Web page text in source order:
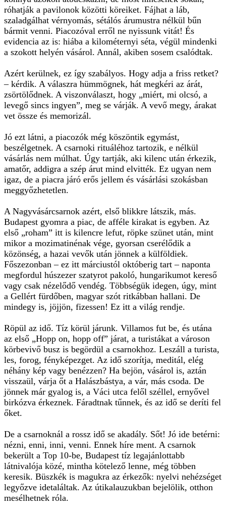
róhatják a pavilonok közötti köreiket. Fájhat a láb,
szaladgálhat vérnyomás, sétálós árumustra nélkül bűn
bármit venni. Piacozóval erről ne nyissunk vitát! És
evidencia az is: hiába a kilométernyi séta, végül mindenki
a szokott helyén vásárol. Annál, akiben sosem csalódtak.
Azért kerülnek, ez így szabályos. Hogy adja a friss retket?
– kérdik. A válaszra hümmögnek, hát megkéri az árát,
zsörtölődnek. A viszonválaszt, hogy „miért, mi olcsó, a
levegő sincs ingyen”, meg se várják. A vevő megy, árakat
vet össze és memorizál.
Jó ezt látni, a piacozók még köszöntik egymást,
beszélgetnek. A csarnoki rituáléhoz tartozik, e nélkül
vásárlás nem múlhat. Úgy tartják, aki kilenc után érkezik,
amatőr, addigra a szép árut mind elvitték. Ez ugyan nem
igaz, de a piacra járó erős jellem és vásárlási szokásban
meggyőzhetetlen.
A Nagyvásárcsarnok azért, első blikkre látszik, más.
Budapest gyomra a piac, de afféle kirakat is egyben. Az
első „roham” itt is kilencre lefut, röpke szünet után, mint
mikor a mozimatinénak vége, gyorsan cserélődik a
közönség, a hazai vevők után jönnek a külföldiek.
Főszezonban – ez itt márciustól októberig tart – naponta
megfordul húszezer szatyrot pakoló, hungarikumot kereső
vagy csak nézelődő vendég. Többségük idegen, úgy, mint
a Gellért fürdőben, magyar szót ritkábban hallani. De
mindegy is, jöjjön, fizessen! Ez itt a világ rendje.
Röpül az idő. Tíz körül járunk. Villamos fut be, és utána
az első „Hopp on, hopp off” járat, a turistákat a városon
körbevivő busz is begördül a csarnokhoz. Leszáll a turista,
les, forog, fényképezget. Az idő szorítja, meditál, elég
néhány kép vagy benézzen? Ha bejön, vásárol is, aztán
visszaül, várja őt a Halászbástya, a vár, más csoda. De
jönnek már gyalog is, a Váci utca felől széllel, ernyővel
birkózva érkeznek. Fáradtnak tűnnek, és az idő se deríti fel
őket.
De a csarnoknál a rossz idő se akadály. Sőt! Jó ide betérni:
nézni, enni, inni, venni. Ennek híre ment. A csarnok
bekerült a Top 10-be, Budapest tíz legajánlottabb
látnivalója közé, mintha kötelező lenne, még többen
keresik. Büszkék is magukra az érkezők: nyelvi nehézséget
legyőzve idetaláltak. Az útikalauzukban bejelölik, otthon
mesélhetnek róla.